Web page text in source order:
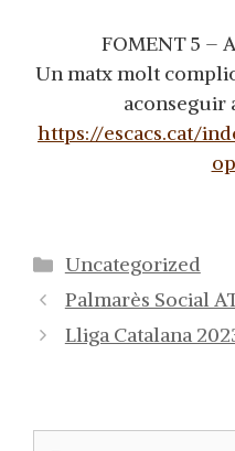
FOMENT 5 –
Un matx molt
aconseguir
https://escacs.cat/
Categorías
Uncategorized
Palmarès Social
Lliga Catalana